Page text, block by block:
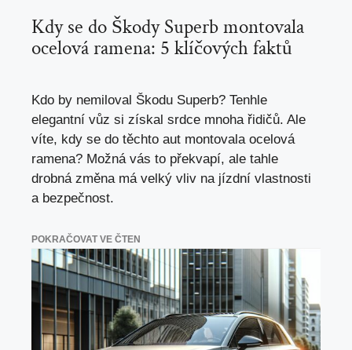
Kdy se do Škody Superb montovala
ocelová ramena: 5 klíčových faktů
Kdo by nemiloval Škodu Superb? Tenhle
elegantní vůz si získal srdce mnoha řidičů. Ale
víte, kdy se do těchto aut montovala ocelová
ramena? Možná vás to překvapí, ale tahle
drobná změna má velký vliv na jízdní vlastnosti
a bezpečnost.
POKRAČOVAT VE ČTEN